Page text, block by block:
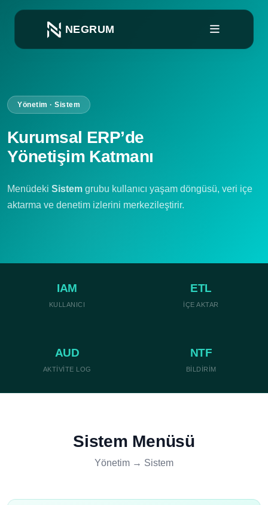
NEGRUM
Yönetim · Sistem
Kurumsal ERP’de
Yönetişim Katmanı
Menüdeki Sistem grubu kullanıcı yaşam döngüsü, veri içe
aktarma ve denetim izlerini merkezileştirir.
IAM
KULLANICI
ETL
İÇE AKTAR
AUD
AKTIVITE LOG
NTF
BILDIRIM
Sistem Menüsü
Yönetim → Sistem